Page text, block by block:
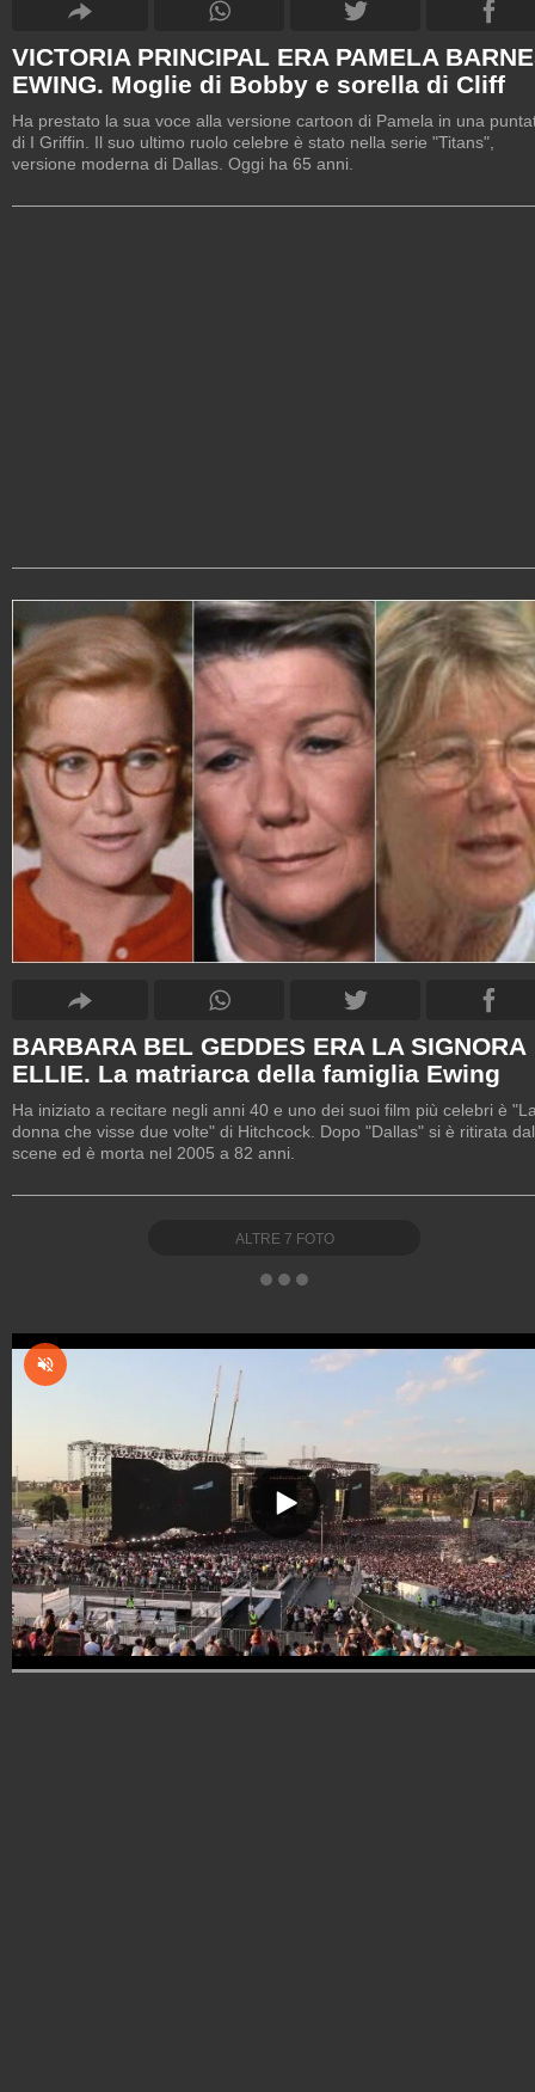
VICTORIA PRINCIPAL ERA PAMELA
EWING. Moglie di Bobby e sorella di Cliff
Ha prestato la sua voce alla versione cartoon di Pamela in una
di I Griffin. Il suo ultimo ruolo celebre è stato nella serie "Titans",
versione moderna di Dallas. Oggi ha 65 anni.
BARBARA BEL GEDDES ERA LA SIGNORA
ELLIE. La matriarca della famiglia Ewing
Ha iniziato a recitare negli anni 40 e uno dei suoi film più celebri è
donna che visse due volte" di Hitchcock. Dopo "Dallas" si è ritirata
scene ed è morta nel 2005 a 82 anni.
ALTRE 7 FOTO